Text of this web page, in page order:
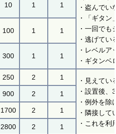
・盗んで
・「ギタ
・一回で
・逃げてい
・レベル
・ギタン
10 1 1
100 1 1
300 1 1
250 2 1
・見えてい
・設置後
・例外を
・隣接し
・これを利
900 2 1
1700 2 1
2800 2 1